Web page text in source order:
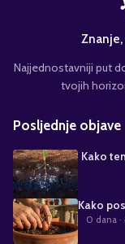
Najjednostavniji put
tvojih
Posljednje objave
Kako
Kako
0 dana